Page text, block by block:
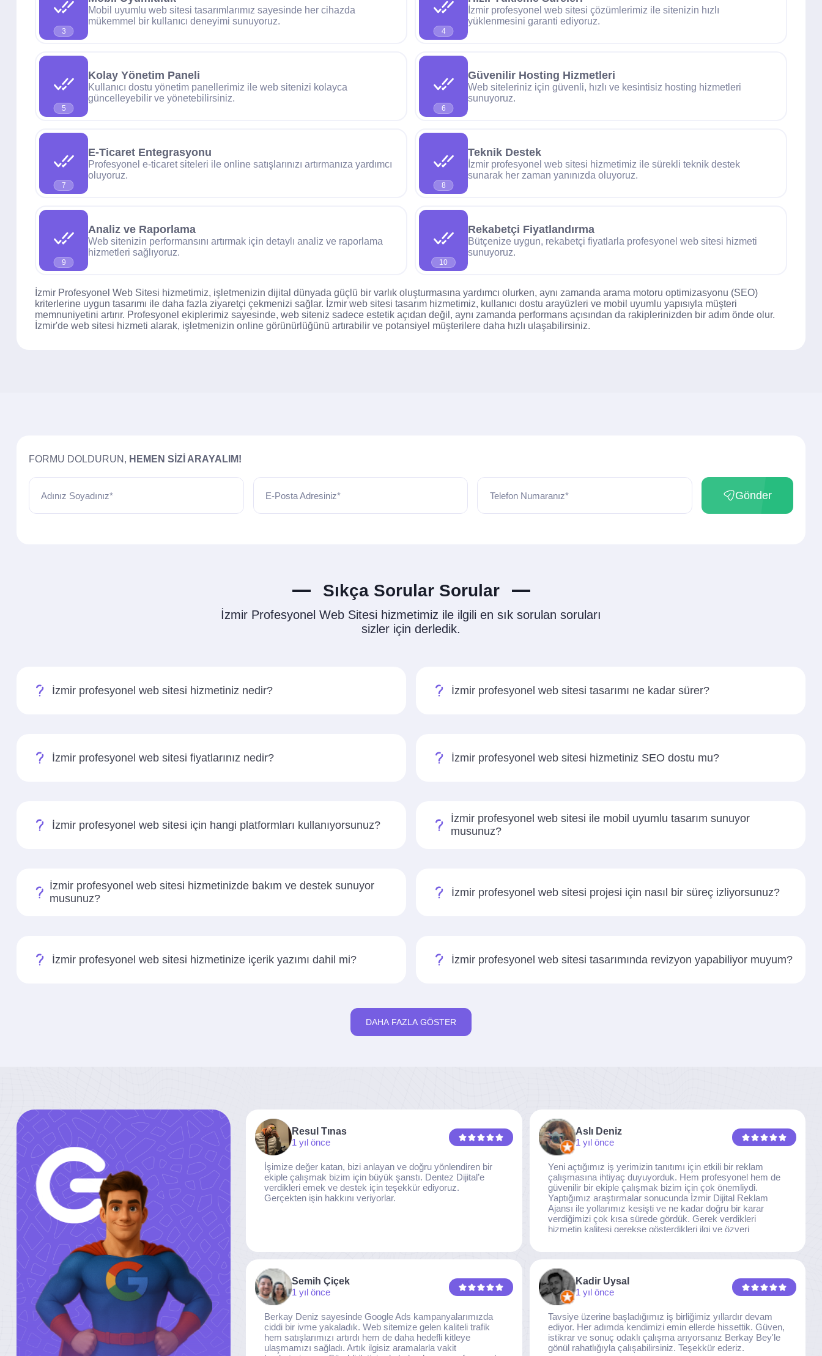
3
Mobil uyumlu web sitesi tasarımlarımız sayesinde her cihazda
mükemmel bir kullanıcı deneyimi sunuyoruz.
4
İzmir profesyonel web sitesi çözümlerimiz ile sitenizin hızlı
yüklenmesini garanti ediyoruz.
5
Kolay Yönetim Paneli
Kullanıcı dostu yönetim panellerimiz ile web sitenizi kolayca
güncelleyebilir ve yönetebilirsiniz.
6
Güvenilir Hosting Hizmetleri
Web siteleriniz için güvenli, hızlı ve kesintisiz hosting hizmetleri
sunuyoruz.
7
E-Ticaret Entegrasyonu
Profesyonel e-ticaret siteleri ile online satışlarınızı artırmanıza yardımcı
oluyoruz.
8
Teknik Destek
İzmir profesyonel web sitesi hizmetimiz ile sürekli teknik destek
sunarak her zaman yanınızda oluyoruz.
9
Analiz ve Raporlama
Web sitenizin performansını artırmak için detaylı analiz ve raporlama
hizmetleri sağlıyoruz.
10
Rekabetçi Fiyatlandırma
Bütçenize uygun, rekabetçi fiyatlarla profesyonel web sitesi hizmeti
sunuyoruz.
İzmir Profesyonel Web Sitesi hizmetimiz, işletmenizin dijital dünyada güçlü bir varlık oluşturmasına yardımcı olurken, aynı zamanda arama motoru optimizasyonu (SEO)
kriterlerine uygun tasarımı ile daha fazla ziyaretçi çekmenizi sağlar. İzmir web sitesi tasarım hizmetimiz, kullanıcı dostu arayüzleri ve mobil uyumlu yapısıyla müşteri
memnuniyetini artırır. Profesyonel ekiplerimiz sayesinde, web siteniz sadece estetik açıdan değil, aynı zamanda performans açısından da rakiplerinizden bir adım önde olur.
İzmir'de web sitesi hizmeti alarak, işletmenizin online görünürlüğünü artırabilir ve potansiyel müşterilere daha hızlı ulaşabilirsiniz.
FORMU DOLDURUN, HEMEN SIZI ARAYALIM!
Adınız Soyadınız* E-Posta Adresiniz* Telefon Numaranız* Gönder
Sıkça Sorular Sorular
İzmir Profesyonel Web Sitesi hizmetimiz ile ilgili en sık sorulan soruları
sizler için derledik.
İzmir profesyonel web sitesi hizmetiniz nedir? İzmir profesyonel web sitesi tasarımı ne kadar sürer?
İzmir profesyonel web sitesi fiyatlarınız nedir? İzmir profesyonel web sitesi hizmetiniz SEO dostu mu?
İzmir profesyonel web sitesi için hangi platformları kullanıyorsunuz?
İzmir profesyonel web sitesi ile mobil uyumlu tasarım sunuyor
musunuz?
İzmir profesyonel web sitesi hizmetinizde bakım ve destek sunuyor
musunuz?
İzmir profesyonel web sitesi projesi için nasıl bir süreç izliyorsunuz?
İzmir profesyonel web sitesi hizmetinize içerik yazımı dahil mi? İzmir profesyonel web sitesi tasarımında revizyon yapabiliyor muyum?
DAHA FAZLA GÖSTER
Resul Tınas
1 yıl önce
İşimize değer katan, bizi anlayan ve doğru yönlendiren bir
ekiple çalışmak bizim için büyük şanstı. Dentez Dijital’e
verdikleri emek ve destek için teşekkür ediyoruz.
Gerçekten işin hakkını veriyorlar.
Aslı Deniz
1 yıl önce
Yeni açtığımız iş yerimizin tanıtımı için etkili bir reklam
çalışmasına ihtiyaç duyuyorduk. Hem profesyonel hem de
güvenilir bir ekiple çalışmak bizim için çok önemliydi.
Yaptığımız araştırmalar sonucunda İzmir Dijital Reklam
Ajansı ile yollarımız kesişti ve ne kadar doğru bir karar
verdiğimizi çok kısa sürede gördük. Gerek verdikleri
hizmetin kalitesi gerekse gösterdikleri ilgi ve özveri
Kaliteden asla taviz vermeyen, her detaya özen gösteren
İzmir Dijital Reklam Ajansı ekibine gönülden teşekkür
ederiz.
Semih Çiçek
1 yıl önce
Berkay Deniz sayesinde Google Ads kampanyalarımızda
ciddi bir ivme yakaladık. Web sitemize gelen kaliteli trafik
hem satışlarımızı artırdı hem de daha hedefli kitleye
ulaşmamızı sağladı. Artık ilgisiz aramalarla vakit
Kadir Uysal
1 yıl önce
Tavsiye üzerine başladığımız iş birliğimiz yıllardır devam
ediyor. Her adımda kendimizi emin ellerde hissettik. Güven,
istikrar ve sonuç odaklı çalışma arıyorsanız Berkay Bey'le
gönül rahatlığıyla çalışabilirsiniz. Teşekkür ederiz.